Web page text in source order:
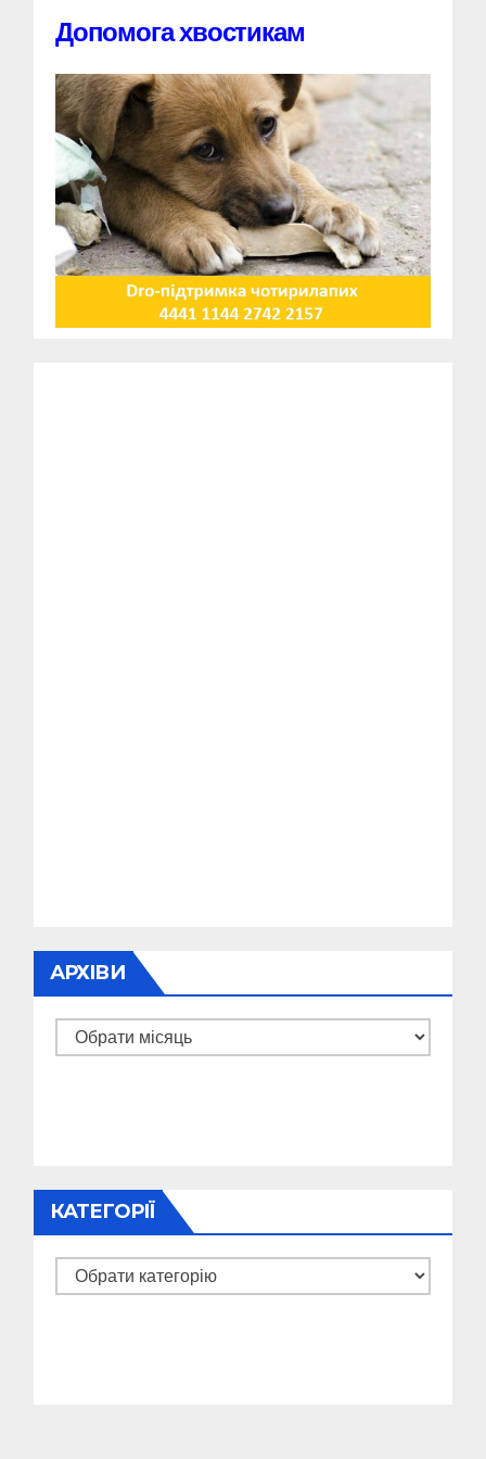
Допомога хвостикам
АРХІВИ
Архіви
КАТЕГОРІЇ
Категорії